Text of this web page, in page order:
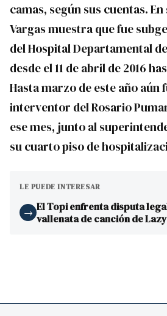
camas, según sus cuentas.
Vargas muestra que fue
del Hospital Departamental
desde el 11 de abril de 2016
Hasta marzo de este año aún
interventor del Rosario
ese mes, junto al
su cuarto piso de
LE PUEDE INTERESAR
→ El Topi enfrenta disputa
vallenata de canción de